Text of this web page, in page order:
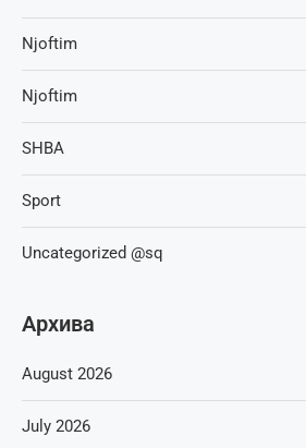
Njoftim
Njoftim
SHBA
Sport
Uncategorized @sq
Архива
August 2026
July 2026